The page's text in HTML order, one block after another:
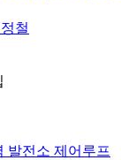
철
발전소 제어루프